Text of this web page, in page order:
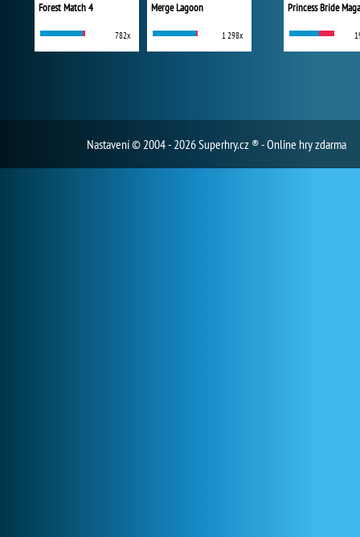
Forest Match 4
782x
Merge Lagoon
1 298x
Princess Bride
Nastavení© 2004 - 2026 Superhry.cz ® - Online hry zdarma